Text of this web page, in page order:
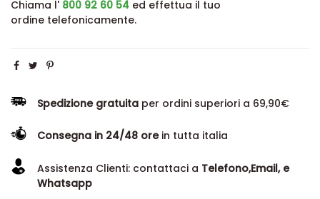
Chiama l' 800 92 60 54 ed effettua il tuo
ordine telefonicamente.
Spedizione gratuita per ordini superiori a 69,90€
Consegna in 24/48 orein tutta italia
Assistenza Clienti: contattaci a Telefono,Email, e
Whatsapp